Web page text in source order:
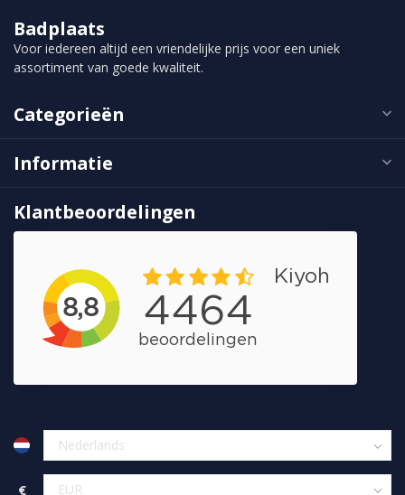
Badplaats
Voor iedereen altijd een vriendelijke prijs voor een uniek
assortiment van goede kwaliteit.
Categorieën
Informatie
Klantbeoordelingen
€